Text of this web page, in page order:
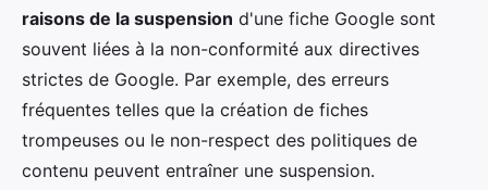
raisons de la suspension d'une fiche Google sont
souvent liées à la non-conformité aux directives
strictes de Google. Par exemple, des erreurs
fréquentes telles que la création de fiches
trompeuses ou le non-respect des politiques de
contenu peuvent entraîner une suspension.